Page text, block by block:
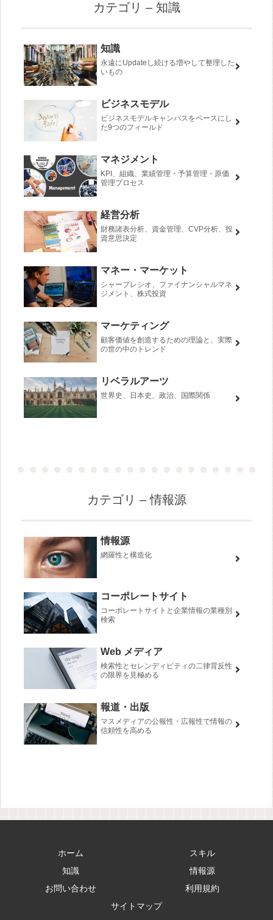
カテゴリ – 知識
知識
永遠にUpdateし続ける増やして整理した
いもの
ビジネスモデル
ビジネスモデルキャンバスをベースにし
た9つのフィールド
マネジメント
KPI、組織、業績管理・予算管理・原価
管理プロセス
経営分析
財務諸表分析、資金管理、CVP分析、投
資意思決定
マネー・マーケット
シャープレシオ、ファイナンシャルマネ
ジメント、株式投資
マーケティング
顧客価値を創造するための理論と、実際
の世の中のトレンド
リベラルアーツ
世界史、日本史、政治、国際関係
カテゴリ – 情報源
情報源
網羅性と構造化
コーポレートサイト
コーポレートサイトと企業情報の業種別
検索
Web メディア
検索性とセレンディピティの二律背反性
の限界を見極める
報道・出版
マスメディアの公報性・広報性で情報の
信頼性を高める
ホーム
スキル
知識
情報源
お問い合わせ
利用規約
サイトマップ